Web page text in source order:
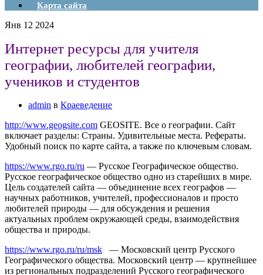
Карта сайта
Янв 12 2024
Интернет ресурсы для учителя
географии, любителей географии,
учеников и студентов
admin в Краеведение
http://www.geogsite.com GEOSITE. Все о географии. Сайт
включает разделы: Страны. Удивительные места. Рефераты.
Удобный поиск по карте сайта, а также по ключевым словам.
https://www.rgo.ru/ru — Русское Географическое общество.
Русское географическое общество одно из старейших в мире.
Цель создателей сайта — объединение всех географов —
научных работников, учителей, профессионалов и просто
любителей природы — для обсуждения и решения
актуальных проблем окружающей среды, взаимодействия
общества и природы.
https://www.rgo.ru/ru/msk — Московский центр Русского
Географического общества. Московский центр — крупнейшее
из региональных подразделений Русского географического